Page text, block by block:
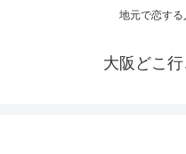
地元で恋す
大阪どこ